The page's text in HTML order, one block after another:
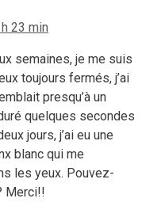
23 min
semaines, je me suis
toujours fermés, j’ai
presqu’à un
quelques secondes
jours, j’ai eu une
blanc qui me
les yeux. Pouvez-
Merci!!